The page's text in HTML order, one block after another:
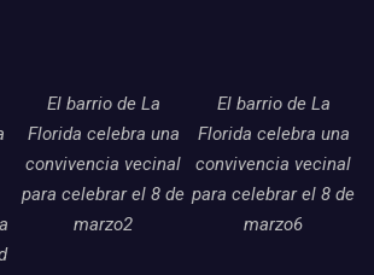
El barrio de La
Florida celebra una
convivencia vecinal
para celebrar el 8 de
marzo2
El barrio de La
Florida celebra una
convivencia vecinal
para celebrar el 8 de
marzo6